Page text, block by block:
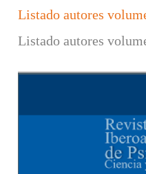
Listado autores
Listado autores